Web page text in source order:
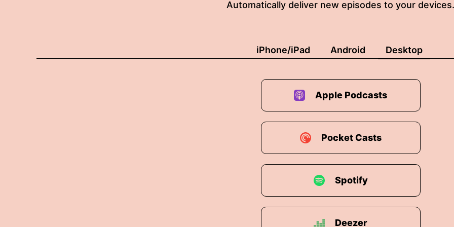
Automatically deliver new episodes to your devices.
iPhone/iPad Android Desktop
Apple Podcasts
Pocket Casts
Spotify
Deezer